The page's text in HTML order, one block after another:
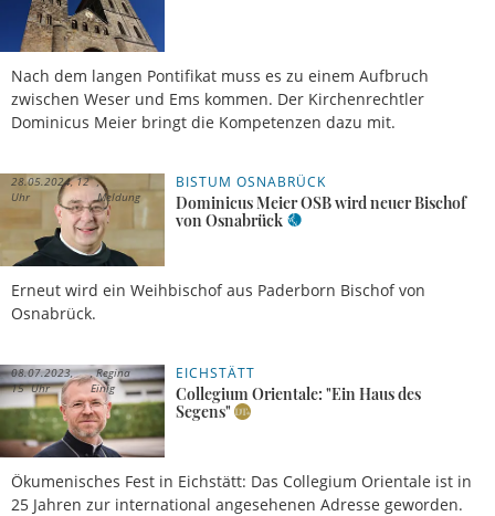
Nach dem langen Pontifikat muss es zu einem Aufbruch
zwischen Weser und Ems kommen. Der Kirchenrechtler
Dominicus Meier bringt die Kompetenzen dazu mit.
BISTUM OSNABRÜCK
Dominicus Meier OSB wird neuer Bischof
von Osnabrück
Erneut wird ein Weihbischof aus Paderborn Bischof von
Osnabrück.
28.05.2024, 12
Uhr
Meldung
EICHSTÄTT
Collegium Orientale: "Ein Haus des
Segens"
Ökumenisches Fest in Eichstätt: Das Collegium Orientale ist in
25 Jahren zur international angesehenen Adresse geworden.
08.07.2023,
15 Uhr
Regina
Einig